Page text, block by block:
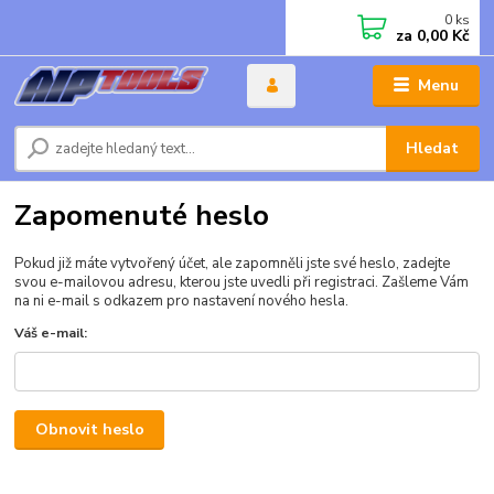
Menu
Hledat
0 ks
za 0,00 Kč
Zapomenuté heslo
Pokud již máte vytvořený účet, ale zapomněli jste své heslo, zadejte
svou e-mailovou adresu, kterou jste uvedli při registraci. Zašleme Vám
na ni e-mail s odkazem pro nastavení nového hesla.
Váš e-mail:
Obnovit heslo